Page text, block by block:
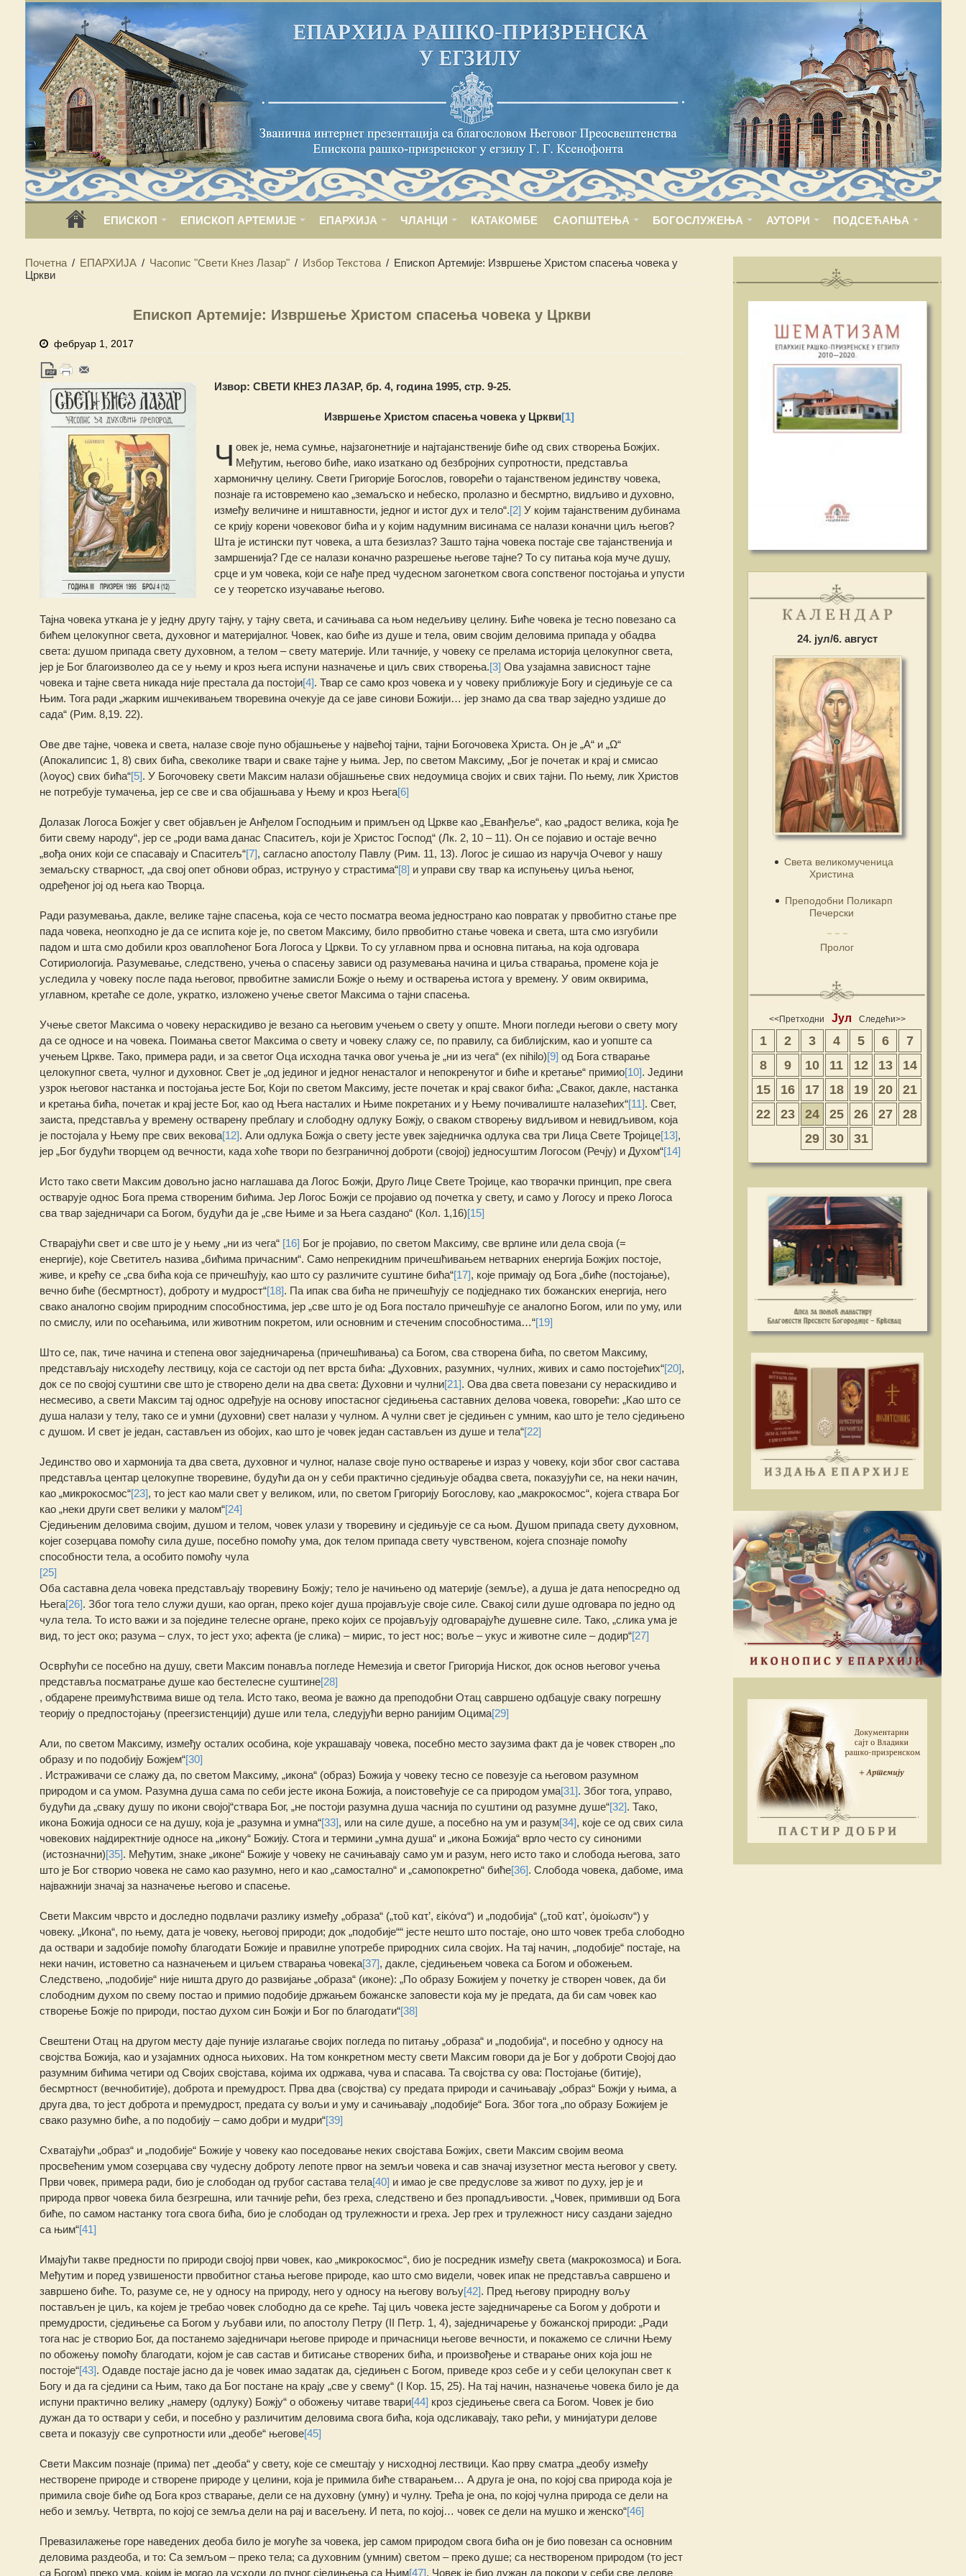
ЕПИСКОП ЕПИСКОП АРТЕМИЈЕ ЕПАРХИЈА ЧЛАНЦИ КАТАКОМБЕ САОПШТЕЊА БОГОСЛУЖЕЊА АУТОРИ ПОДСЕЋАЊА
Почетна / ЕПАРХИЈА / Часопис "Свети Кнез Лазар" / Избор Текстова / Епископ Артемије: Извршење Христом спасења човека у
Цркви
Епископ Артемије: Извршење Христом спасења човека у Цркви
фебруар 1, 2017
Извор: СВЕТИ КНЕЗ ЛАЗАР, бр. 4, година 1995, стр. 9-25.
Извршење Христом спасења човека у Цркви[1]
Ч овек је, нема сумње, најзагонетније и најтајанственије биће од свих створења Божјих.
Међутим, његово биће, иако изаткано од безбројних супротности, представља
хармоничну целину. Свети Григорије Богослов, говорећи ο тајанственом јединству човека,
познаје га истовремено као „земаљско и небеско, пролазно и бесмртно, видљиво и духовно,
између величине и ништавности, једног и истог дух и тело“.[2] У којим тајанственим дубинама
се крију корени човековог бића и у којим надумним висинама се налази коначни циљ његов?
Шта је истински пут човека, а шта безизлаз? Зашто тајна човека постаје све тајанственија и
замршенија? Где се налази коначно разрешење његове тајне? То су питања која муче душу,
срце и ум човека, који се нађе пред чудесном загонетком свога сопственог постојања и упусти
се у теоретско изучавање његово.
Тајна човека уткана је у једну другу тајну, у тајну света, и сачињава са њом недељиву целину. Биће човека је тесно повезано са
бићем целокупног света, духовног и материјалног. Човек, као биће из душе и тела, овим својим деловима припада у обадва
света: душом припада свету духовном, а телом – свету материје. Или тачније, у човеку се прелама историја целокупног света,
јер је Бог благоизволео да се у њему и кроз њега испуни назначење и циљ свих створења.[3] Ова узајамна зависност тајне
човека и тајне света никада није престала да постоји[4]. Твар се само кроз човека и у човеку приближује Богу и сједињује се са
Њим. Тога ради „жарким ишчекивањем творевина очекује да се јаве синови Божији… јер знамо да сва твар заједно уздише до
сада“ (Рим. 8,19. 22).
Ове две тајне, човека и света, налазе своје пуно објашњење у највећој тајни, тајни Богочовека Христа. Он је „А“ и „Ω“
(Апокалипсис 1, 8) свих бића, свеколике твари и сваке тајне у њима. Јер, по светом Максиму, „Бог је почетак и крај и смисао
(λογος) свих бића“[5]. У Богочовеку свети Максим налази објашњење свих недоумица својих и свих тајни. По њему, лик Христов
не потребује тумачења, јер се све и сва објашњава у Њему и кроз Њега[6]
Долазак Логоса Божјег у свет објављен је Анђелом Господњим и примљен од Цркве као „Еванђеље“, као „радост велика, која ђе
бити свему народу“, јер се „роди вама данас Спаситељ, који је Христос Господ“ (Лк. 2, 10 – 11). Он се појавио и остаје вечно
„вођа оних који се спасавају и Спаситељ“[7], сагласно апостолу Павлу (Рим. 11, 13). Логос је сишао из наручја Очевог у нашу
земаљску стварност, „да свој опет обнови образ, иструнуо у страстима“[8] и управи сву твар ка испуњењу циља њеног,
одређеног јој од њега као Творца.
Ради разумевања, дакле, велике тајне спасења, која се често посматра веома једнострано као повратак у првобитно стање пре
пада човека, неопходно је да се испита које је, по светом Максиму, било првобитно стање човека и света, шта смо изгубили
падом и шта смо добили кроз оваплоћеног Бога Логоса у Цркви. То су углавном прва и основна питања, на која одговара
Сотириологија. Разумевање, следствено, учења ο спасењу зависи од разумевања начина и циља стварања, промене која је
уследила у човеку после пада његовог, првобитне замисли Божје ο њему и остварења истога у времену. У овим оквирима,
углавном, кретаће се доле, укратко, изложено учење светог Максима ο тајни спасења.
Учење светог Максима ο човеку нераскидиво је везано са његовим учењем ο свету у опште. Многи погледи његови ο свету могу
да се односе и на човека. Поимања светог Максима ο свету и човеку слажу се, по правилу, са библијским, као и уопште са
учењем Цркве. Тако, примера ради, и за светог Оца исходна тачка овог учења је „ни из чега“ (ех nihilo)[9] од Бога стварање
целокупног света, чулног и духовног. Свет је „од јединог и једног ненасталог и непокренутог и биће и кретање“ примио[10]. Једини
узрок његовог настанка и постојања јесте Бог, Који по светом Максиму, јесте почетак и крај сваког бића: „Сваког, дакле, настанка
и кретања бића, почетак и крај јесте Бог, као од Њега насталих и Њиме покретаних и у Њему почивалиште налазећих“[11]. Свет,
заиста, представља у времену остварену преблагу и слободну одлуку Божју, ο сваком створењу видљивом и невидљивом, која
је постојала у Њему пре свих векова[12]. Али одлука Божја ο свету јесте увек заједничка одлука сва три Лица Свете Тројице[13],
јер „Бог будући творцем од вечности, када хоће твори по безграничној доброти (својој) једносуштим Логосом (Речју) и Духом“[14]
Исто тако свети Максим довољно јасно наглашава да Логос Божји, Друго Лице Свете Тројице, као творачки принцип, пре свега
остварује однос Бога према створеним бићима. Јер Логос Божји се пројавио од почетка у свету, и само у Логосу и преко Логоса
сва твар заједничари са Богом, будући да је „све Њиме и за Њега саздано“ (Кол. 1,16)[15]
Стварајући свет и све што је у њему „ни из чега“ [16] Бог је пројавио, по светом Максиму, све врлине или дела своја (=
енергије), које Светитељ назива „бићима причасним“. Само непрекидним причешћивањем нетварних енергија Божјих постоје,
живе, и крећу се „сва бића која се причешћују, као што су различите суштине бића“[17], које примају од Бога „биће (постојање),
вечно биће (бесмртност), доброту и мудрост“[18]. Па ипак сва бића не причешћују се подједнако тих божанских енергија, него
свако аналогно својим природним способностима, јер „све што је од Бога постало причешћује се аналогно Богом, или по уму, или
по смислу, или по осећањима, или животним покретом, или основним и стеченим способностима…“[19]
Што се, пак, тиче начина и степена овог заједничарења (причешћивања) са Богом, сва створена бића, по светом Максиму,
представљају нисходећу лествицу, која се састоји од пет врста бића: „Духовних, разумних, чулних, живих и само постојећих“[20],
док се по својој суштини све што је створено дели на два света: Духовни и чулни[21]. Ова два света повезани су нераскидиво и
несмесиво, а свети Максим тај однос одређује на основу ипостасног сједињења саставних делова човека, говорећи: „Као што се
душа налази у телу, тако се и умни (духовни) свет налази у чулном. Α чулни свет је сједињен с умним, као што је тело сједињено
с душом. И свет је један, састављен из обојих, као што је човек један састављен из душе и тела“[22]
Јединство ово и хармонија та два света, духовног и чулног, налазе своје пуно остварење и израз у човеку, који због свог састава
представља центар целокупне творевине, будући да он у себи практично сједињује обадва света, показујући се, на неки начин,
као „микрокосмос“[23], то јест као мали свет у великом, или, по светом Григорију Богослову, као „макрокосмос“, којега ствара Бог
као „неки други свет велики у малом“[24]
Сједињеним деловима својим, душом и телом, човек улази у творевину и сједињује се са њом. Душом припада свету духовном,
којег созерцава помоћу сила душе, посебно помоћу ума, док телом припада свету чувственом, којега спознаје помоћу
способности тела, а особито помоћу чула
[25]
Оба саставна дела човека представљају творевину Божју; тело је начињено од материје (земље), а душа је дата непосредно од
Њега[26]. Због тога тело служи души, као орган, преко којег душа пројављује своје силе. Свакој сили душе одговара по једно од
чула тела. То исто важи и за поједине телесне органе, преко којих се пројављују одговарајуће душевне силе. Тако, „слика ума је
вид, то јест око; разума – слух, то јест ухо; афекта (је слика) – мирис, то јест нос; воље – укус и животне силе – додир“[27]
Осврћући се посебно на душу, свети Максим понавља погледе Немезија и светог Григорија Ниског, док основ његовог учења
представља посматрање душе као бестелесне суштине[28]
, обдарене преимућствима више од тела. Исто тако, веома је важно да преподобни Отац савршено одбацује сваку погрешну
теорију ο предпостојању (преегзистенцији) душе или тела, следујући верно ранијим Оцима[29]
Али, по светом Максиму, између осталих особина, које украшавају човека, посебно место заузима факт да је човек створен „по
образу и по подобију Божјем“[30]
. Истраживачи се слажу да, по светом Максиму, „икона“ (образ) Божија у човеку тесно се повезује са његовом разумном
природом и са умом. Разумна душа сама по себи јесте икона Божија, а поистовећује се са природом ума[31]. Због тога, управо,
будући да „сваку душу по икони својој“ствара Бог, „не постоји разумна душа часнија по суштини од разумне душе“[32]. Тако,
икона Божија односи се на душу, која је „разумна и умна“[33], или на силе душе, а посебно на ум и разум[34], које се од свих сила
човекових најдиректније односе на „икону“ Божију. Стога и термини „умна душа“ и „икона Божија“ врло често су синоними
(истозначни)[35]. Међутим, знаке „иконе“ Божије у човеку не сачињавају само ум и разум, него исто тако и слобода његова, зато
што је Бог створио човека не само као разумно, него и као „самостално“ и „самопокретно“ биће[36]. Слобода човека, дабоме, има
најважнији значај за назначење његово и спасење.
Свети Максим чврсто и доследно подвлачи разлику између „образа“ („τοῦ κατ’, εἰκόνα“) и „подобија“ („τοῦ κατ’, ὁμοίωσιν“) у
човеку. „Икона“, по њему, дата је човеку, његовој природи; док „подобије““ јесте нешто што постаје, оно што човек треба слободно
да оствари и задобије помоћу благодати Божије и правилне употребе природних сила својих. На тај начин, „подобије“ постаје, на
неки начин, истоветно са назначењем и циљем стварања човека[37], дакле, сједињењем човека са Богом и обожењем.
Следствено, „подобије“ није ништа друго до развијање „образа“ (иконе): „По образу Божијем у почетку је створен човек, да би
слободним духом по свему постао и примио подобије држањем божанске заповести која му је предата, да би сам човек као
створење Божје по природи, постао духом син Божји и Бог по благодати“[38]
Свештени Отац на другом месту даје пуније излагање својих погледа по питању „образа“ и „подобија“, и посебно у односу на
својства Божија, као и узајамних односа њихових. На том конкретном месту свети Максим говори да је Бог у доброти Својој дао
разумним бићима четири од Својих својстава, којима их одржава, чува и спасава. Та својства су ова: Постојање (битије),
бесмртност (вечнобитије), доброта и премудрост. Прва два (својства) су предата природи и сачињавају „образ“ Божји у њима, а
друга два, то јест доброта и премудрост, предата су вољи и уму и сачињавају „подобије“ Бога. Због тога „по образу Божијем је
свако разумно биће, а по подобију – само добри и мудри“[39]
Схватајући „образ“ и „подобије“ Божије у човеку као поседовање неких својстава Божјих, свети Максим својим веома
просвећеним умом созерцава сву чудесну доброту лепоте првог на земљи човека и сав значај изузетног места његовог у свету.
Први човек, примера ради, био је слободан од грубог састава тела[40] и имао је све предуслове за живот по духу, јер је и
природа првог човека била безгрешна, или тачније рећи, без греха, следствено и без пропадљивости. „Човек, примивши од Бога
биће, по самом настанку тога свога бића, био је слободан од трулежности и греха. Јер грех и трулежност нису саздани заједно
са њим“[41]
Имајући такве предности по природи својој први човек, као „микрокосмос“, био је посредник између света (макрокозмоса) и Бога.
Међутим и поред узвишености првобитног стања његове природе, као што смо видели, човек ипак не представља савршено и
завршено биће. То, разуме се, не у односу на природу, него у односу на његову вољу[42]. Пред његову природну вољу
постављен је циљ, ка којем је требао човек слободно да се креће. Тај циљ човека јесте заједничарење са Богом у доброти и
премудрости, сједињење са Богом у љубави или, по апостолу Петру (II Петр. 1, 4), заједничарење у божанској природи: „Ради
тога нас је створио Бог, да постанемо заједничари његове природе и причасници његове вечности, и покажемо се слични Њему
по обожењу помоћу благодати, којом је сав састав и битисање створених бића, и произвођење и стварање оних која још не
постоје“[43]. Одавде постаје јасно да је човек имао задатак да, сједињен с Богом, приведе кроз себе и у себи целокупан свет к
Богу и да га сједини са Њим, тако да Бог постане на крају „све у свему“ (I Кор. 15, 25). На тај начин, назначење човека било је да
испуни практично велику „намеру (одлуку) Божју“ ο обожењу читаве твари[44] кроз сједињење свега са Богом. Човек је био
дужан да то оствари у себи, и посебно у различитим деловима свога бића, која одсликавају, тако рећи, у минијатури делове
света и показују све супротности или „деобе“ његове[45]
Свети Максим познаје (прима) пет „деоба“ у свету, које се смештају у нисходној лествици. Као прву сматра „деобу између
нестворене природе и створене природе у целини, која је примила биће стварањем… Α друга је она, по којој сва природа која је
примила своје биће од Бога кроз стварање, дели се на духовну (умну) и чулну. Трећа је она, по којој чулна природа се дели на
небо и земљу. Четврта, по којој се земља дели на рај и васељену. И пета, по којој… човек се дели на мушко и женско“[46]
Превазилажење горе наведених деоба било је могуће за човека, јер самом природом свога бића он је био повезан са основним
деловима раздеоба, и то: Са земљом – преко тела; са духовним (умним) светом – преко душе; са нествореном природом (то јест
са Богом) преко ума, којим је могао да усходи до пуног сједињења са Њим[47]. Човек је био дужан да покори у себи све делове
24. јул/6. август
Света великомученица
Христина
Преподобни Поликарп
Печерски
Пролог
<<Претходни Јул Следећи>>
1 2 3 4 5 6
7
8
9 10 11 12 13
14
15
16 17 18 19 20
21
22
23 24 25 26 27
28
29
30 31